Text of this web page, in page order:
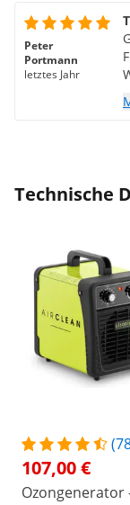
Peter
Portmann
letztes Jahr
Technische
107,00 €
Ozongenerator